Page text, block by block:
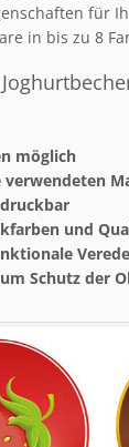
für
in bis zu 8
möglich
verwendeten
und
Schutz der